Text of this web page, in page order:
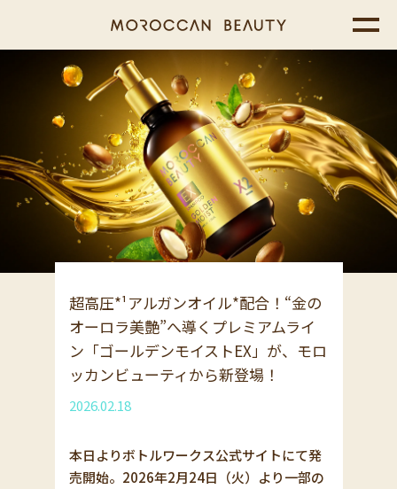
超高圧*¹アルガンオイル*配合！“金の
オーロラ美艶”へ導くプレミアムライ
ン「ゴールデンモイストEX」が、モロ
ッカンビューティから新登場！
2026.02.18
本日よりボトルワークス公式サイトにて発
売開始。2026年2月24日（火）より一部の